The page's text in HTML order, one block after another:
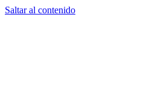
Saltar al contenido